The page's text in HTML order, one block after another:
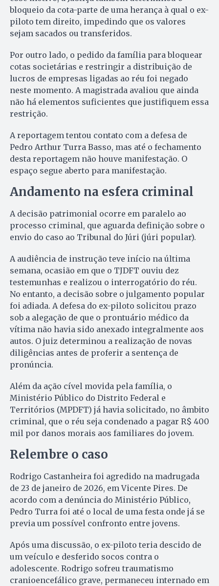
bloqueio da cota-parte de uma herança à qual o ex-
piloto tem direito, impedindo que os valores
sejam sacados ou transferidos.
Por outro lado, o pedido da família para bloquear
cotas societárias e restringir a distribuição de
lucros de empresas ligadas ao réu foi negado
neste momento. A magistrada avaliou que ainda
não há elementos suficientes que justifiquem essa
restrição.
A reportagem tentou contato com a defesa de
Pedro Arthur Turra Basso, mas até o fechamento
desta reportagem não houve manifestação. O
espaço segue aberto para manifestação.
Andamento na esfera criminal
A decisão patrimonial ocorre em paralelo ao
processo criminal, que aguarda definição sobre o
envio do caso ao Tribunal do Júri (júri popular).
A audiência de instrução teve início na última
semana, ocasião em que o TJDFT ouviu dez
testemunhas e realizou o interrogatório do réu.
No entanto, a decisão sobre o julgamento popular
foi adiada. A defesa do ex-piloto solicitou prazo
sob a alegação de que o prontuário médico da
vítima não havia sido anexado integralmente aos
autos. O juiz determinou a realização de novas
diligências antes de proferir a sentença de
pronúncia.
Além da ação cível movida pela família, o
Ministério Público do Distrito Federal e
Territórios (MPDFT) já havia solicitado, no âmbito
criminal, que o réu seja condenado a pagar R$ 400
mil por danos morais aos familiares do jovem.
Relembre o caso
Rodrigo Castanheira foi agredido na madrugada
de 23 de janeiro de 2026, em Vicente Pires. De
acordo com a denúncia do Ministério Público,
Pedro Turra foi até o local de uma festa onde já se
previa um possível confronto entre jovens.
Após uma discussão, o ex-piloto teria descido de
um veículo e desferido socos contra o
adolescente. Rodrigo sofreu traumatismo
cranioencefálico grave, permaneceu internado em